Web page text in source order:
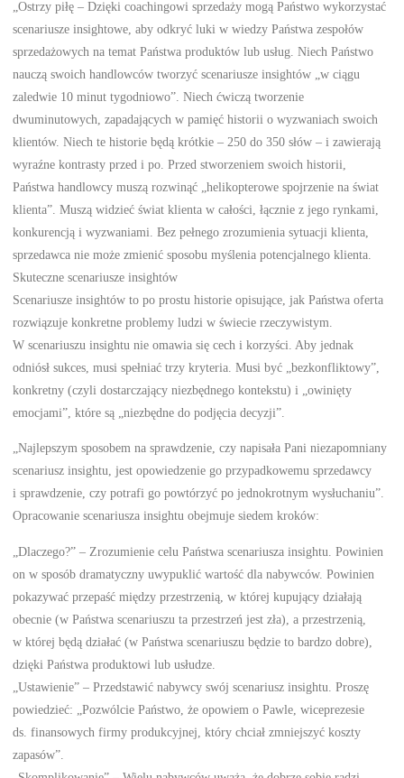
„Ostrzy piłę – Dzięki coachingowi sprzedaży mogą Państwo wykorzystać
scenariusze insightowe, aby odkryć luki w wiedzy Państwa zespołów
sprzedażowych na temat Państwa produktów lub usług. Niech Państwo
nauczą swoich handlowców tworzyć scenariusze insightów „w ciągu
zaledwie 10 minut tygodniowo”. Niech ćwiczą tworzenie
dwuminutowych, zapadających w pamięć historii o wyzwaniach swoich
klientów. Niech te historie będą krótkie – 250 do 350 słów – i zawierają
wyraźne kontrasty przed i po. Przed stworzeniem swoich historii,
Państwa handlowcy muszą rozwinąć „helikopterowe spojrzenie na świat
klienta”. Muszą widzieć świat klienta w całości, łącznie z jego rynkami,
konkurencją i wyzwaniami. Bez pełnego zrozumienia sytuacji klienta,
sprzedawca nie może zmienić sposobu myślenia potencjalnego klienta.
Skuteczne scenariusze insightów
Scenariusze insightów to po prostu historie opisujące, jak Państwa oferta
rozwiązuje konkretne problemy ludzi w świecie rzeczywistym.
W scenariuszu insightu nie omawia się cech i korzyści. Aby jednak
odniósł sukces, musi spełniać trzy kryteria. Musi być „bezkonfliktowy”,
konkretny (czyli dostarczający niezbędnego kontekstu) i „owinięty
emocjami”, które są „niezbędne do podjęcia decyzji”.
„Najlepszym sposobem na sprawdzenie, czy napisała Pani niezapomniany
scenariusz insightu, jest opowiedzenie go przypadkowemu sprzedawcy
i sprawdzenie, czy potrafi go powtórzyć po jednokrotnym wysłuchaniu”.
Opracowanie scenariusza insightu obejmuje siedem kroków:
„Dlaczego?” – Zrozumienie celu Państwa scenariusza insightu. Powinien
on w sposób dramatyczny uwypuklić wartość dla nabywców. Powinien
pokazywać przepaść między przestrzenią, w której kupujący działają
obecnie (w Państwa scenariuszu ta przestrzeń jest zła), a przestrzenią,
w której będą działać (w Państwa scenariuszu będzie to bardzo dobre),
dzięki Państwa produktowi lub usłudze.
„Ustawienie” – Przedstawić nabywcy swój scenariusz insightu. Proszę
powiedzieć: „Pozwólcie Państwo, że opowiem o Pawle, wiceprezesie
ds. finansowych firmy produkcyjnej, który chciał zmniejszyć koszty
zapasów”.